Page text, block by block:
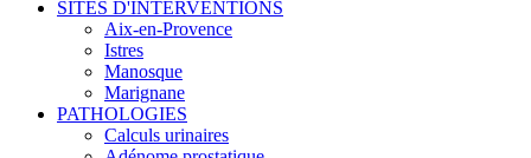
SITES D'INTERVENTIONS
Aix-en-Provence
Istres
Manosque
Marignane
PATHOLOGIES
Calculs urinaires